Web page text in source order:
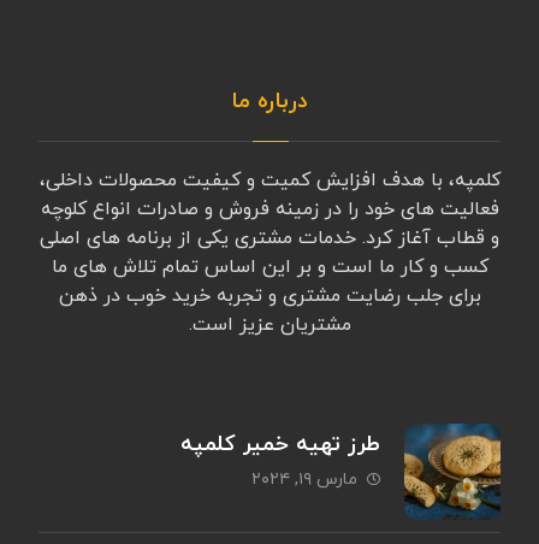
درباره ما
کلمپه، با هدف افزایش کمیت و کیفیت محصولات داخلی،
فعالیت های خود را در زمینه فروش و صادرات انواع کلوچه
و قطاب آغاز کرد. خدمات مشتری یکی از برنامه های اصلی
کسب و کار ما است و بر این اساس تمام تلاش های ما
برای جلب رضایت مشتری و تجربه خرید خوب در ذهن
مشتریان عزیز است.
طرز تهیه خمیر کلمپه
مارس ۱۹, ۲۰۲۴